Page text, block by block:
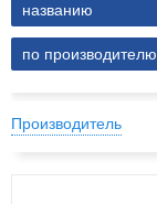
названию
по производителю
Производитель